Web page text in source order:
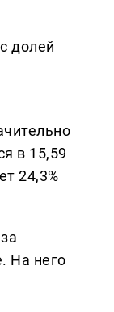
долей
в 15,59
24,3%
На него